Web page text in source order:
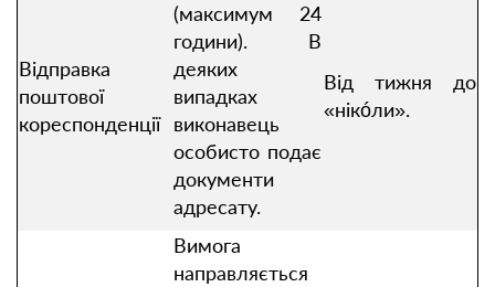
Відправка
поштової
кореспонденції
(максимум 24
години). В
деяких
випадках
виконавець
особисто подає
документи
адресату.
Від тижня до
«нікóли».
Вимога
направляється